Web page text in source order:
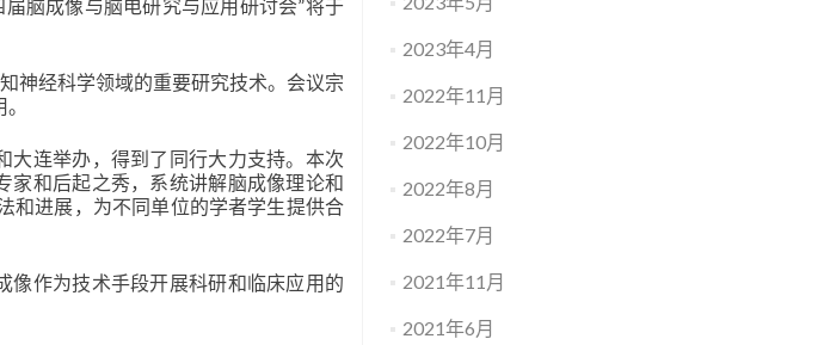
脑成像与脑电研究与应用研讨会”将于
神经科学领域的重要研究技术。会议宗
大连举办，得到了同行大力支持。本次
家和后起之秀，系统讲解脑成像理论和
和进展，为不同单位的学者学生提供合
像作为技术手段开展科研和临床应用的
2023年4月
2022年11月
2022年10月
2022年8月
2022年7月
2021年11月
2021年6月